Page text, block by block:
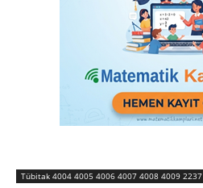
Tübitak 4004 4005 4006 4007 4008 4009 2237